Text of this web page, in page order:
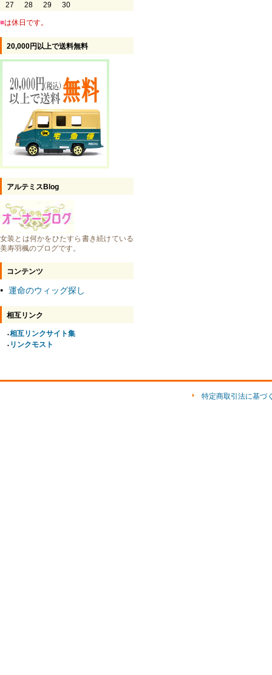
27
28 29 30
■は休日です。
20,000円以上で送料無料
アルテミスBlog
女装とは何かをひたすら書き続けている
美寿羽楓のブログです。
コンテンツ
● 運命のウィッグ探し
相互リンク
●相互リンクサイト集
● リンクモスト
特定商取引法に基づ